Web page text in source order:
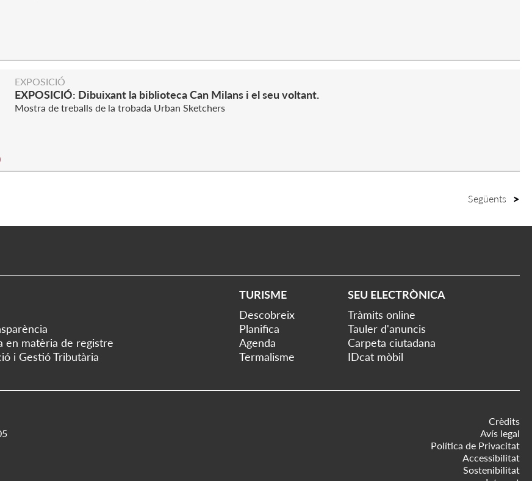
)
EXPOSICIÓ
EXPOSICIÓ: Dibuixant la biblioteca Can Milans i el seu voltant.
Mostra de treballs de la trobada Urban Sketchers
Següents
en matèria de registre
i Gestió Tributària
TURISME
Descobreix
Planifica
Agenda
Termalisme
SEU ELECTRÒNICA
Tràmits online
Tauler d'anuncis
Carpeta ciutadana
IDcat mòbil
Crèdits
Avís legal
Política de Privacitat
Accessibilitat
Sostenibilitat